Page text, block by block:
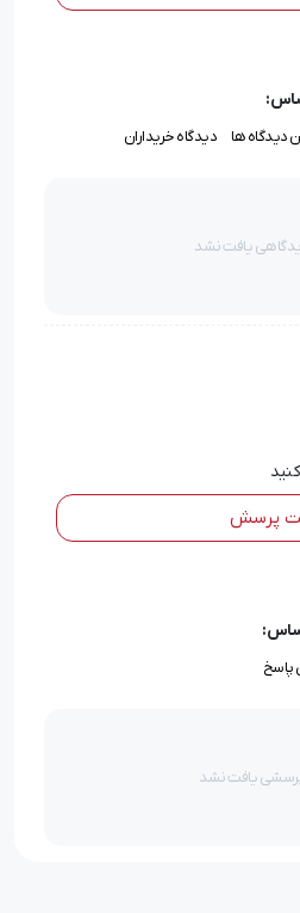
دیدگاه ها دیدگاه خریداران
یافت نشد
پرسش
پاسخ
یافت نشد